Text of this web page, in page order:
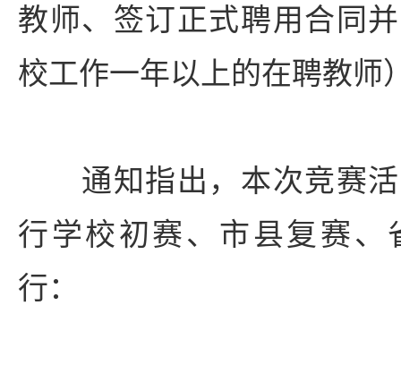
教师、签订正式聘用合同
校工作一年以上的在聘教师
通知指出，本次竞赛活
行学校初赛、市县复赛、
行：